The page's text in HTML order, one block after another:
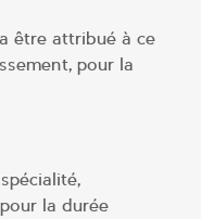
être attribué à ce
pour la
la durée